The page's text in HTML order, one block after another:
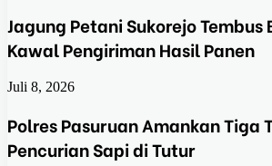
Jagung Petani Sukorejo Tembus
Kawal Pengiriman Hasil Panen
Juli 8, 2026
Polres Pasuruan Amankan Tiga
Pencurian Sapi di Tutur